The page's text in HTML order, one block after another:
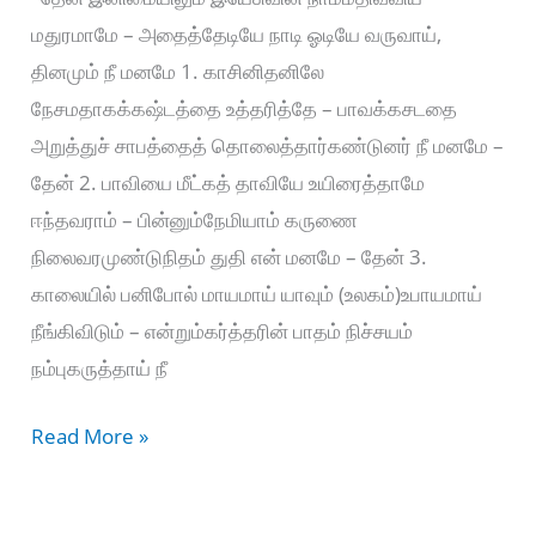
மதுரமாமே – அதைத்தேடியே நாடி ஓடியே வருவாய்,
தினமும் நீ மனமே 1. காசினிதனிலே
நேசமதாகக்கஷ்டத்தை உத்தரித்தே – பாவக்கசடதை
அறுத்துச் சாபத்தைத் தொலைத்தார்கண்டுனர் நீ மனமே –
தேன் 2. பாவியை மீட்கத் தாவியே உயிரைத்தாமே
ஈந்தவராம் – பின்னும்நேமியாம் கருணை
நிலைவரமுண்டுநிதம் துதி என் மனமே – தேன் 3.
காலையில் பனிபோல் மாயமாய் யாவும் (உலகம்)உபாயமாய்
நீங்கிவிடும் – என்றும்கர்த்தரின் பாதம் நிச்சயம்
நம்புகருத்தாய் நீ
தேன்
Read More »